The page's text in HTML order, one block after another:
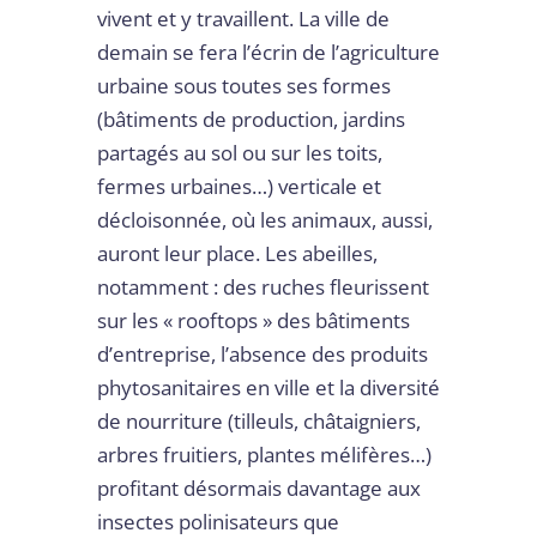
vivent et y travaillent. La ville de
demain se fera l’écrin de l’agriculture
urbaine sous toutes ses formes
(bâtiments de production, jardins
partagés au sol ou sur les toits,
fermes urbaines…) verticale et
décloisonnée, où les animaux, aussi,
auront leur place. Les abeilles,
notamment : des ruches fleurissent
sur les « rooftops » des bâtiments
d’entreprise, l’absence des produits
phytosanitaires en ville et la diversité
de nourriture (tilleuls, châtaigniers,
arbres fruitiers, plantes mélifères…)
profitant désormais davantage aux
insectes polinisateurs que